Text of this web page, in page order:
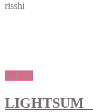
risshi
K-POP
LIGHTSUM